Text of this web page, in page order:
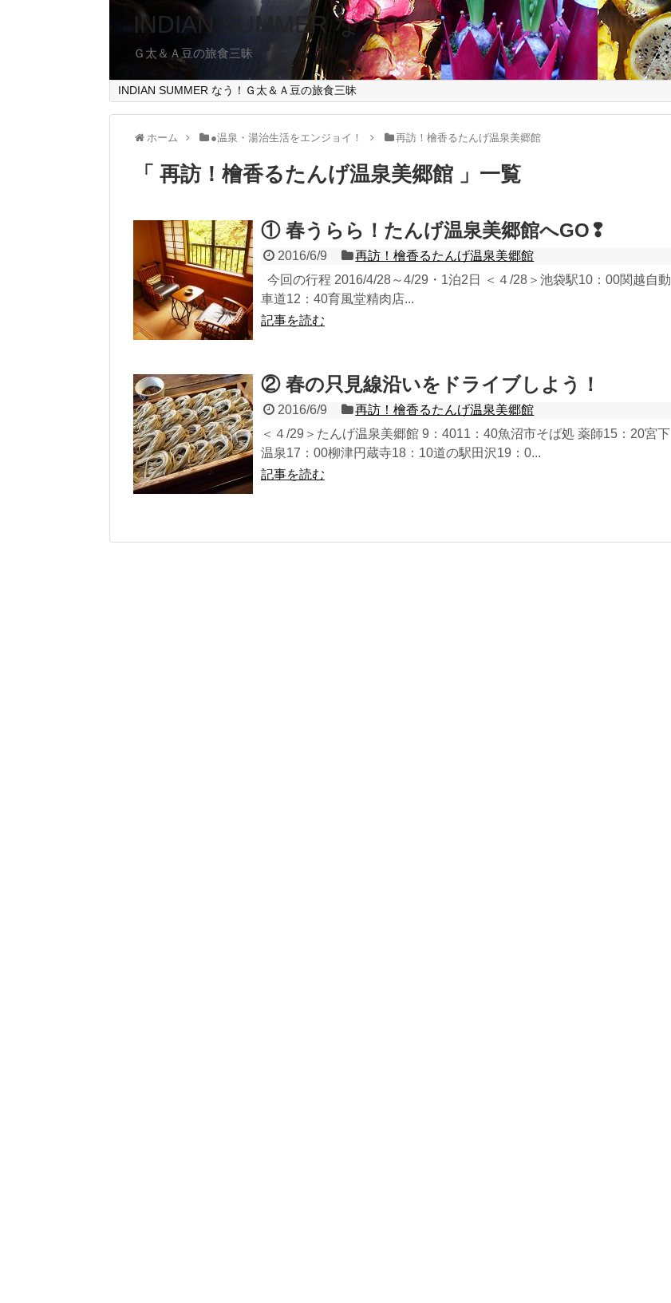
INDIAN SUMMER なう！
Ｇ太＆Ａ豆の旅食三昧
INDIAN SUMMER なう！Ｇ太＆Ａ豆の旅食三昧
ホーム ●温泉・湯治生活をエンジョイ！ 再訪！檜香るたんげ温泉美郷館
「 再訪！檜香るたんげ温泉美郷館 」一覧
① 春うらら！たんげ温泉美郷館へGO❢
2016/6/9
再訪！檜香るたんげ温泉美郷館
今回の行程 2016/4/28～4/29・1泊2日 ＜４/28＞池袋駅10：00関越自動
車道12：40育風堂精肉店...
記事を読む
② 春の只見線沿いをドライブしよう！
2016/6/9
再訪！檜香るたんげ温泉美郷館
＜４/29＞たんげ温泉美郷館 9：4011：40魚沼市そば処 薬師15：20宮下
温泉17：00柳津円蔵寺18：10道の駅田沢19：0...
記事を読む